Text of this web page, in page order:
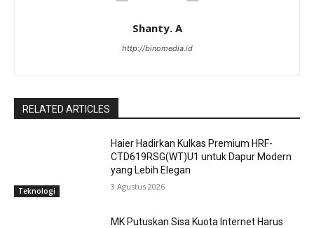
Shanty. A
http://binomedia.id
RELATED ARTICLES
Teknologi
Haier Hadirkan Kulkas Premium HRF-
CTD619RSG(WT)U1 untuk Dapur Modern
yang Lebih Elegan
3 Agustus 2026
MK Putuskan Sisa Kuota Internet Harus